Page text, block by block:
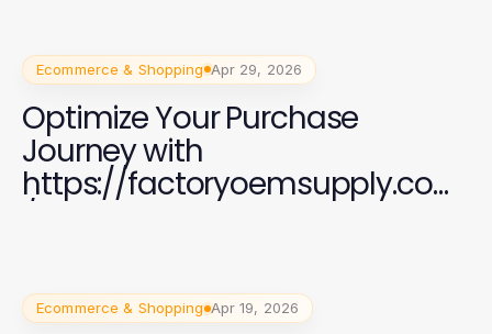
Ecommerce & Shopping Apr 29, 2026
Optimize Your Purchase
Journey with
https://factoryoemsupply.com
Ecommerce & Shopping Apr 19, 2026